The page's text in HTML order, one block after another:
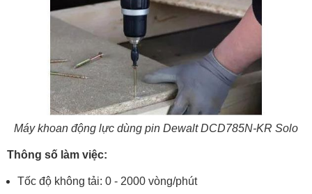
Máy khoan động lực dùng pin Dewalt DCD785N-KR Solo
Thông số làm việc:
Tốc độ không tải: 0 - 2000 vòng/phút